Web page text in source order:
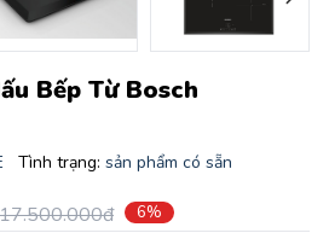
Bếp Từ Bosch
Tình trạng: sản phẩm có sẵn
17.500.000đ 6%